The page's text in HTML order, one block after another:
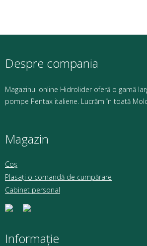
Despre compania
Magazinul online Hidrolider oferă o gamă
pompe Pentax italiene. Lucrăm în toată
Magazin
Coș
Plasați o comandă de cumpărare
Cabinet personal
Informație